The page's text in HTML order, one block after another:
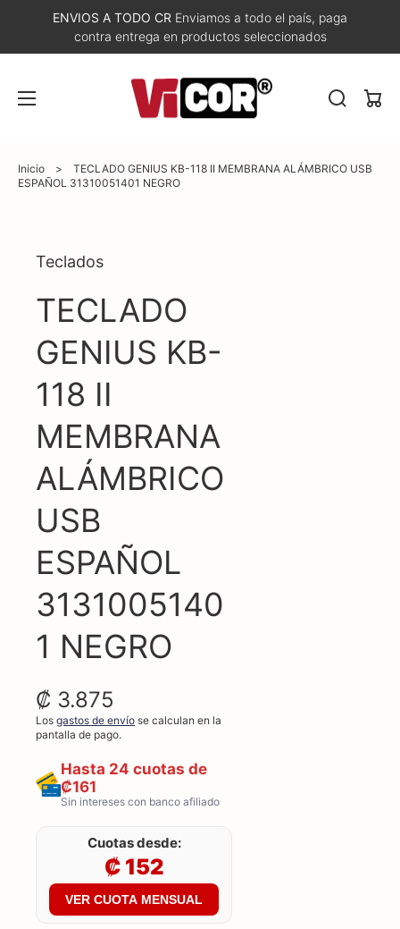
ENVIOS A TODO CR Enviamos a todo el país, paga
contra entrega en productos seleccionados
Inicio >
TECLADO GENIUS KB-118 II MEMBRANA ALÁMBRICO USB
ESPAÑOL 31310051401 NEGRO
elemento
galería
Teclados
TECLADO
GENIUS KB-
118 II
MEMBRANA
ALÁMBRICO
USB
ESPAÑOL
3131005140
1 NEGRO
₡ 3.875
Los gastos de envío se calculan en la
pantalla de pago.
Hasta 24 cuotas de
₡161
Sin intereses con banco afiliado
Cuotas desde:
₡ 152
VER CUOTA MENSUAL